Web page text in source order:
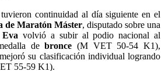
tuvieron continuidad al día siguiente en el
de Maratón Máster, disputado sobre una
Eva volvió a subir al podio nacional al
debronce (M VET 50-54 K1),
su clasificación individual logrando
55-59 K1).